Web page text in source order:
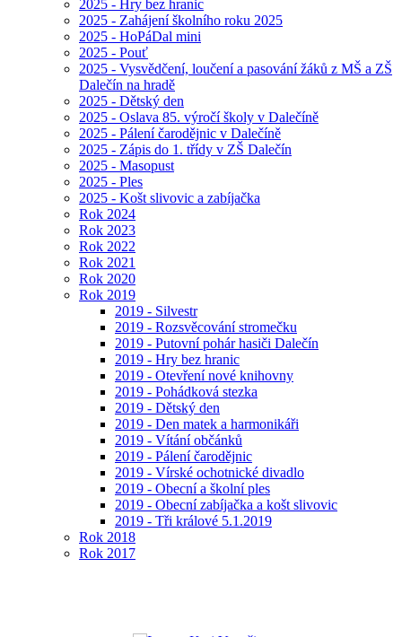
2025 - Hry bez hranic
2025 - Zahájení školního roku 2025
2025 - HoPáDal mini
2025 - Pouť
2025 - Vysvědčení, loučení a pasování žáků z MŠ a ZŠ
Dalečín na hradě
2025 - Dětský den
2025 - Oslava 85. výročí školy v Dalečíně
2025 - Pálení čarodějnic v Dalečíně
2025 - Zápis do 1. třídy v ZŠ Dalečín
2025 - Masopust
2025 - Ples
2025 - Košt slivovic a zabíjačka
Rok 2024
Rok 2023
Rok 2022
Rok 2021
Rok 2020
Rok 2019
2019 - Silvestr
2019 - Rozsvěcování stromečku
2019 - Putovní pohár hasiči Dalečín
2019 - Hry bez hranic
2019 - Otevření nové knihovny
2019 - Pohádková stezka
2019 - Dětský den
2019 - Den matek a harmonikáři
2019 - Vítání občánků
2019 - Pálení čarodějnic
2019 - Vírské ochotnické divadlo
2019 - Obecní a školní ples
2019 - Obecní zabíjačka a košt slivovic
2019 - Tři králové 5.1.2019
Rok 2018
Rok 2017